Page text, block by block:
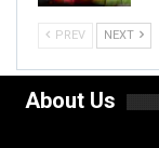
PREV NEXT
About Us